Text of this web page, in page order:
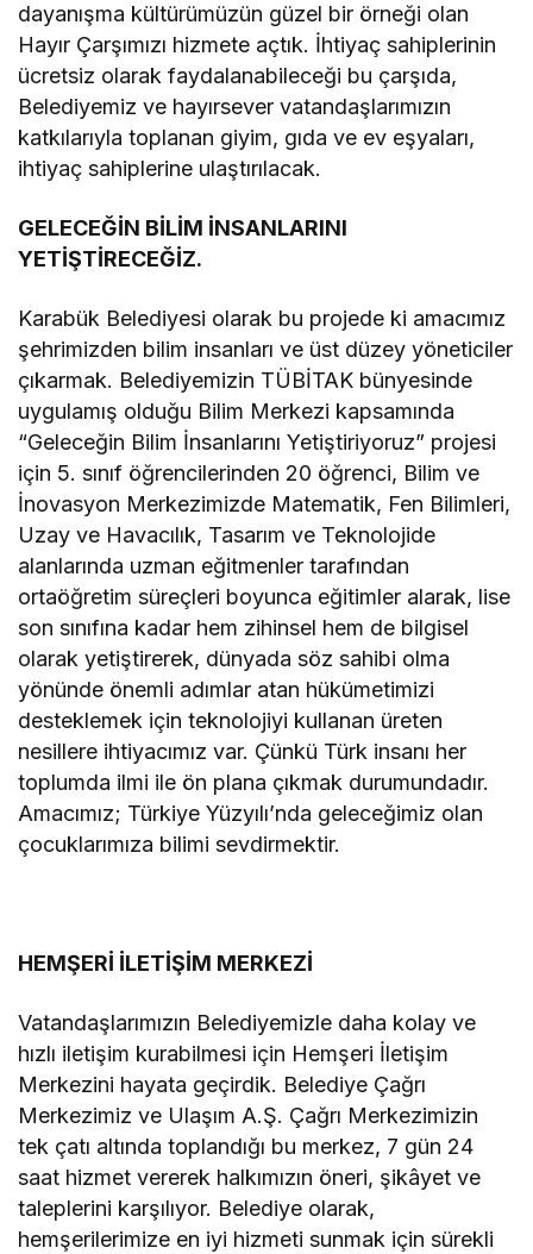
dayanışma kültürümüzün güzel bir örneği olan
Hayır Çarşımızı hizmete açtık. İhtiyaç sahiplerinin
ücretsiz olarak faydalanabileceği bu çarşıda,
Belediyemiz ve hayırsever vatandaşlarımızın
katkılarıyla toplanan giyim, gıda ve ev eşyaları,
ihtiyaç sahiplerine ulaştırılacak.
GELECEĞİN BİLİM İNSANLARINI
YETİŞTİRECEĞİZ.
Karabük Belediyesi olarak bu projede ki amacımız
şehrimizden bilim insanları ve üst düzey yöneticiler
çıkarmak. Belediyemizin TÜBİTAK bünyesinde
uygulamış olduğu Bilim Merkezi kapsamında
“Geleceğin Bilim İnsanlarını Yetiştiriyoruz” projesi
için 5. sınıf öğrencilerinden 20 öğrenci, Bilim ve
İnovasyon Merkezimizde Matematik, Fen Bilimleri,
Uzay ve Havacılık, Tasarım ve Teknolojide
alanlarında uzman eğitmenler tarafından
ortaöğretim süreçleri boyunca eğitimler alarak, lise
son sınıfına kadar hem zihinsel hem de bilgisel
olarak yetiştirerek, dünyada söz sahibi olma
yönünde önemli adımlar atan hükümetimizi
desteklemek için teknolojiyi kullanan üreten
nesillere ihtiyacımız var. Çünkü Türk insanı her
toplumda ilmi ile ön plana çıkmak durumundadır.
Amacımız; Türkiye Yüzyılı’nda geleceğimiz olan
çocuklarımıza bilimi sevdirmektir.
HEMŞERİ İLETİŞİM MERKEZİ
Vatandaşlarımızın Belediyemizle daha kolay ve
hızlı iletişim kurabilmesi için Hemşeri İletişim
Merkezini hayata geçirdik. Belediye Çağrı
Merkezimiz ve Ulaşım A.Ş. Çağrı Merkezimizin
tek çatı altında toplandığı bu merkez, 7 gün 24
saat hizmet vererek halkımızın öneri, şikâyet ve
taleplerini karşılıyor. Belediye olarak,
hemşerilerimize en iyi hizmeti sunmak için sürekli